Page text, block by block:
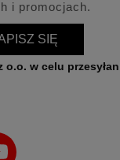
i promocjach.
SIĘ